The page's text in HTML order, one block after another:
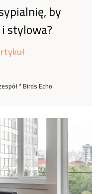
by
stylowa?
* Birds Echo